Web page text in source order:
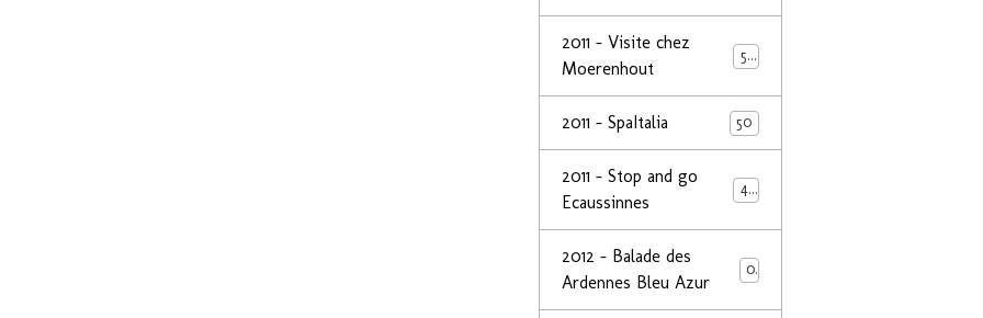
2011 - Visite chez
Moerenhout
50
2011 - SpaItalia 50
2011 - Stop and go
Ecaussinnes
44
2012 - Balade des
Ardennes Bleu Azur
0